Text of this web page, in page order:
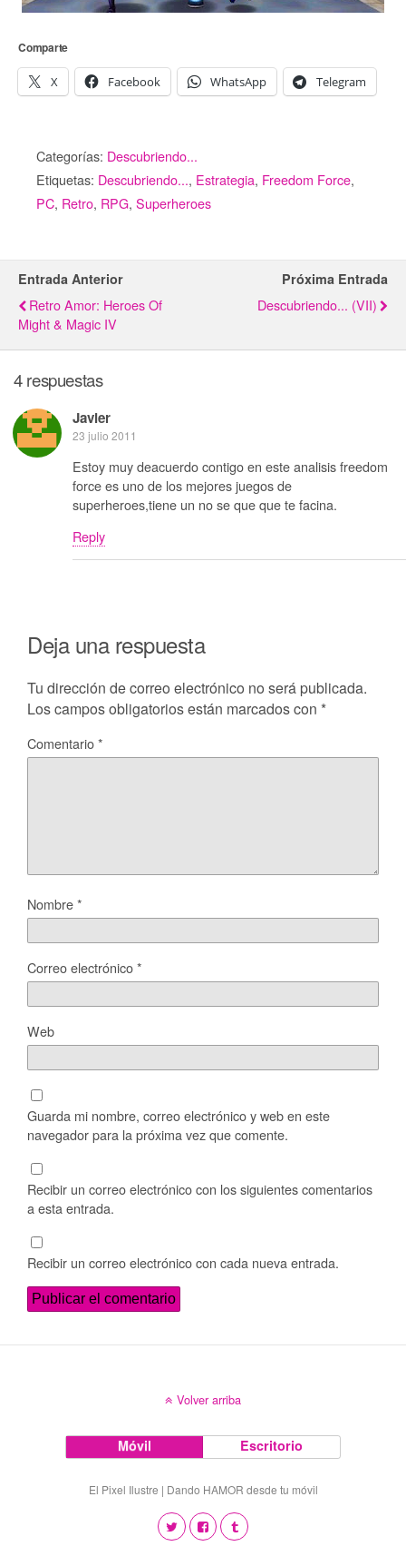
Comparte
X Facebook WhatsApp Telegram
Categorías: Descubriendo...
Etiquetas: Descubriendo..., Estrategia, Freedom Force,
PC, Retro, RPG, Superheroes
Entrada Anterior
Retro Amor: Heroes Of
Might & Magic IV
Próxima Entrada
Descubriendo... (VII)
4 respuestas
Javier
23 julio 2011
Estoy muy deacuerdo contigo en este analisis freedom
force es uno de los mejores juegos de
superheroes,tiene un no se que que te facina.
Reply
Deja una respuesta
Tu dirección de correo electrónico no será publicada.
Los campos obligatorios están marcados con *
Comentario*
Nombre*
Correo electrónico*
Web
Guarda mi nombre, correo electrónico y web en este
navegador para la próxima vez que comente.
Recibir un correo electrónico con los siguientes comentarios
a esta entrada.
Recibir un correo electrónico con cada nueva entrada.
Volver arriba
Móvil Escritorio
El Pixel Ilustre | Dando HAMOR desde tu móvil